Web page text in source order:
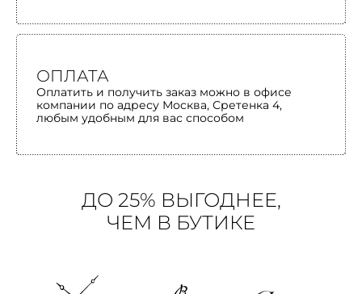
ОПЛАТА
Оплатить и получить заказ можно в офисе
компании по адресу Москва, Сретенка 4,
любым удобным для вас способом
ДО 25% ВЫГОДНЕЕ,
ЧЕМ В БУТИКЕ